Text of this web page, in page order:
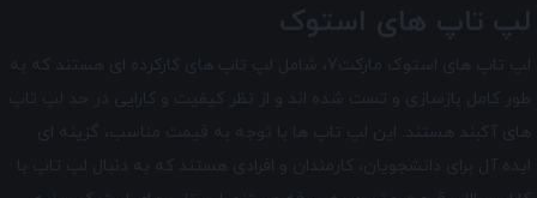
لپ تاپ های استوک
لپ تاپ های استوک مارکت7، شامل لپ تاپ های کارکرده ای هستند که به
طور کامل بازسازی و تست شده اند و از نظر کیفیت و کارایی در حد لپ تاپ
های آکبند هستند. این لپ تاپ ها با توجه به قیمت مناسب، گزینه ای
ایده آل برای دانشجویان، کارمندان و افرادی هستند که به دنبال لپ تاپ با